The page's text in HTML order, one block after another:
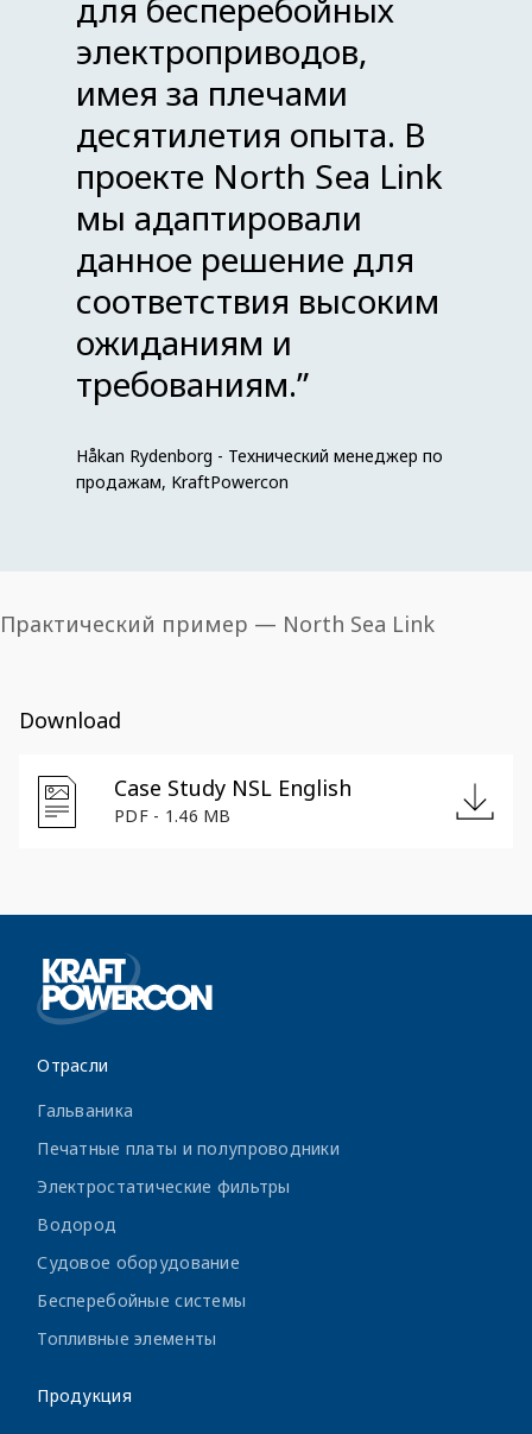
для бесперебойных
электроприводов,
имея за плечами
десятилетия опыта. В
проекте North Sea Link
мы адаптировали
данное решение для
соответствия высоким
ожиданиям и
требованиям.”
Håkan Rydenborg - Технический менеджер по
продажам, KraftPowercon
Практический пример — North Sea Link
Download
Case Study NSL English
PDF - 1.46 MB
Отрасли
Гальваника
Печатные платы и полупроводники
Электростатические фильтры
Водород
Судовое оборудование
Бесперебойные системы
Топливные элементы
Продукция